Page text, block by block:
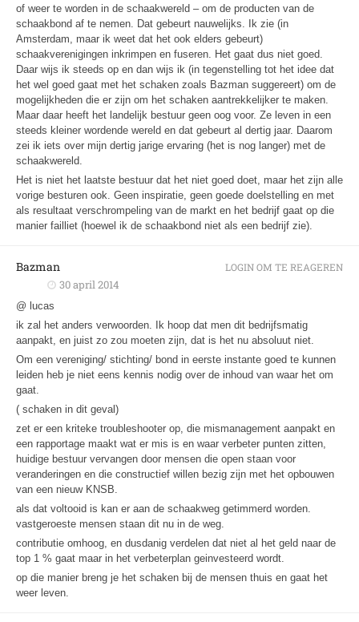
of weer te worden in de schaakwereld – om de producten van de
schaakbond af te nemen. Dat gebeurt nauwelijks. Ik zie (in
Amsterdam, maar ik weet dat het ook elders gebeurt)
schaakverenigingen inkrimpen en fuseren. Het gaat dus niet goed.
Daar wijs ik steeds op en dan wijs ik (in tegenstelling tot het idee dat
het wel goed gaat met het schaken zoals Bazman suggereert) om de
mogelijkheden die er zijn om het schaken aantrekkelijker te maken.
Maar daar heeft het landelijk bestuur geen oog voor. Ze leven in een
steeds kleiner wordende wereld en dat gebeurt al dertig jaar. Daarom
zei ik iets over mijn dertig jarige ervaring (het is nog langer) met de
schaakwereld.
Het is niet het laatste bestuur dat het niet goed doet, maar het zijn alle
vorige besturen ook. Geen inspiratie, geen goede doelstelling en met
als resultaat verschrompeling van de markt en het bedrijf gaat op die
manier failliet (hoewel ik de schaakbond niet als een bedrijf zie).
Bazman
30 april 2014
@ lucas
ik zal het anders verwoorden. Ik hoop dat men dit bedrijfsmatig
aanpakt, en juist zo zou moeten zijn, dat is het nu absoluut niet.
Om een vereniging/ stichting/ bond in eerste instante goed te kunnen
leiden heb je niet eens kennis nodig over de inhoud van waar het om
gaat.
( schaken in dit geval)
zet er een kriteke troubleshooter op, die mismanagement aanpakt en
een rapportage maakt wat er mis is en waar verbeter punten zitten,
huidige bestuur vervangen door mensen die open staan voor
veranderingen en die constructief willen bezig zijn met het opbouwen
van een nieuw KNSB.
als dat voltooid is kan er aan de schaakweg getimmerd worden.
vastgeroeste mensen staan dit nu in de weg.
contributie omhoog, en dusdanig verdelen dat niet al het geld naar de
top 1 % gaat maar in het verbeterplan geinvesteerd wordt.
op die manier breng je het schaken bij de mensen thuis en gaat het
weer leven.
LOGIN OM TE REAGEREN